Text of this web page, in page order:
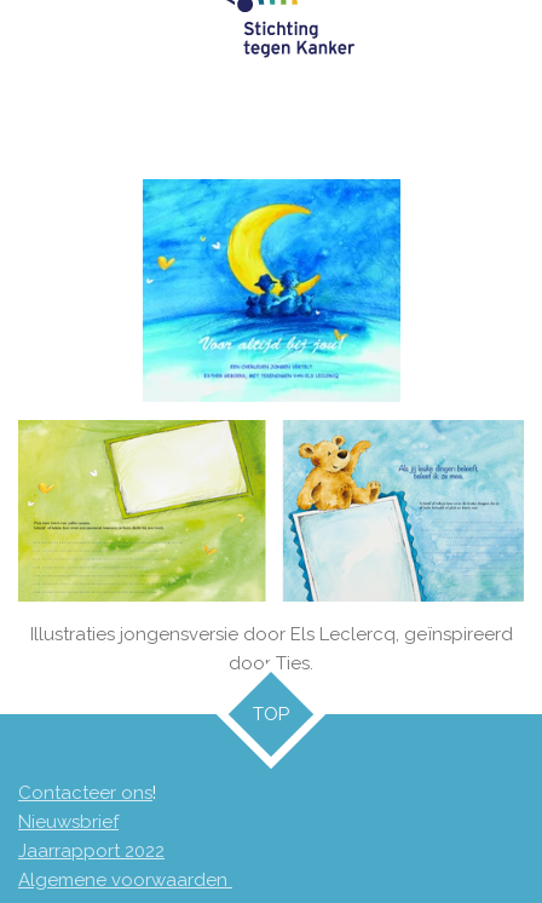
Illustraties jongensversie door Els Leclercq, geïnspireerd
door Ties.
TOP
Contacteer ons!
Nieuwsbrief
Jaarrapport 2022
Algemene voorwaarden